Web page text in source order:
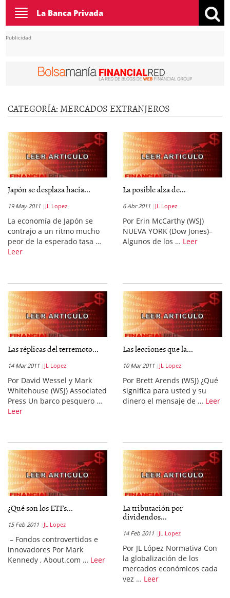
Toggle
navigation
La Banca Privada
Publicidad
CATEGORÍA: MERCADOS EXTRANJEROS
Japón se desplaza hacia...
19 May 2011 JL Lopez
La economía de Japón se
contrajo a un ritmo mucho
peor de la esperado tasa …
Leer
La posible alza de...
6 Abr 2011 JL Lopez
Por Erin McCarthy (WSJ)
NUEVA YORK (Dow Jones)–
Algunos de los … Leer
Las réplicas del terremoto...
14 Mar 2011 JL Lopez
Por David Wessel y Mark
Whitehouse (WSJ) Associated
Press Un barco pesquero …
Leer
Las lecciones que la...
10 Mar 2011 JL Lopez
Por Brett Arends (WSJ) ¿Qué
significa para usted y su
dinero el mensaje de … Leer
¿Qué son los ETFs...
15 Feb 2011 JL Lopez
– Fondos controvertidos e
innovadores Por Mark
Kennedy , About.com … Leer
La tributación por
dividendos...
14 Feb 2011 JL Lopez
Por JL López Normativa Con
la globalización de los
mercados económicos cada
vez … Leer